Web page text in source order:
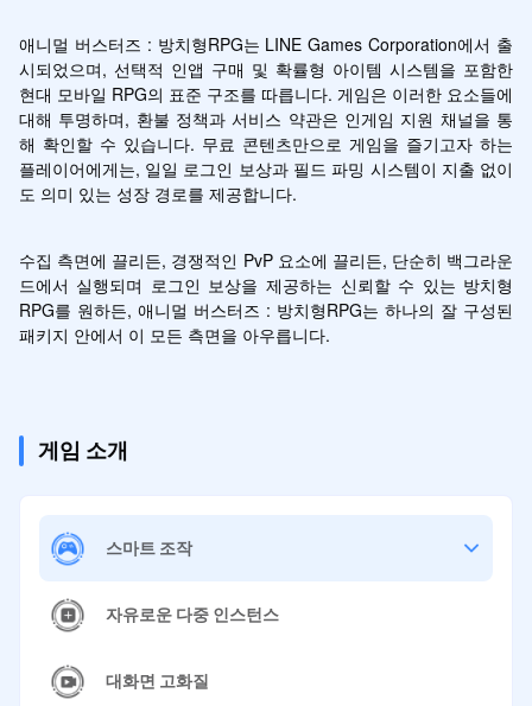
애니멀 버스터즈 : 방치형RPG는 LINE Games Corporation에서 출
시되었으며, 선택적 인앱 구매 및 확률형 아이템 시스템을 포함한
현대 모바일 RPG의 표준 구조를 따릅니다. 게임은 이러한 요소들에
대해 투명하며, 환불 정책과 서비스 약관은 인게임 지원 채널을 통
해 확인할 수 있습니다. 무료 콘텐츠만으로 게임을 즐기고자 하는
플레이어에게는, 일일 로그인 보상과 필드 파밍 시스템이 지출 없이
도 의미 있는 성장 경로를 제공합니다.
수집 측면에 끌리든, 경쟁적인 PvP 요소에 끌리든, 단순히 백그라운
드에서 실행되며 로그인 보상을 제공하는 신뢰할 수 있는 방치형
RPG를 원하든, 애니멀 버스터즈 : 방치형RPG는 하나의 잘 구성된
패키지 안에서 이 모든 측면을 아우릅니다.
게임 소개
스마트 조작
자유로운 다중 인스턴스
대화면 고화질